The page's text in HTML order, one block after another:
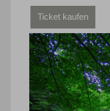
Ticket kaufen